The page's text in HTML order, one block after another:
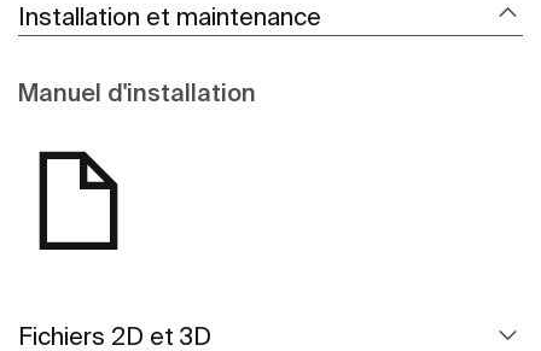
Installation et maintenance
Manuel d'installation
Fichiers 2D et 3D